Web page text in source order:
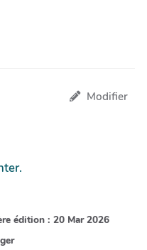
Modifier
édition : 20 Mar 2026